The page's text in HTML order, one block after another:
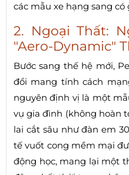
các mẫu xe hạng sang có
2. Ngoại Thất:
"Aero-Dynamic"
Bước sang thế hệ mới,
đổi mang tính cách
nguyên định vị là một
vụ gia đình (không hoàn
lai cắt sâu như đàn em
tế vuốt cong mềm mại
động học, mang lại một